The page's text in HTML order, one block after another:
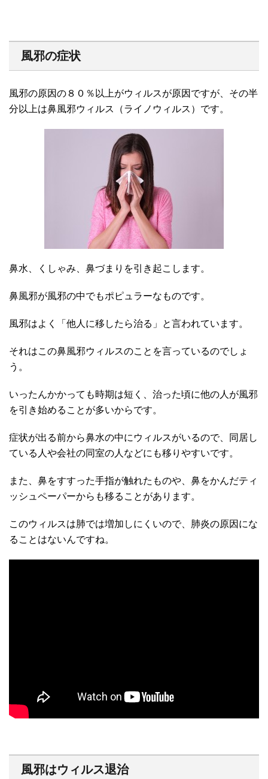
風邪の症状
風邪の原因の８０％以上がウィルスが原因ですが、その半
分以上は鼻風邪ウィルス（ライノウィルス）です。
鼻水、くしゃみ、鼻づまりを引き起こします。
鼻風邪が風邪の中でもポピュラーなものです。
風邪はよく「他人に移したら治る」と言われています。
それはこの鼻風邪ウィルスのことを言っているのでしょ
う。
いったんかかっても時期は短く、治った頃に他の人が風邪
を引き始めることが多いからです。
症状が出る前から鼻水の中にウィルスがいるので、同居し
ている人や会社の同室の人などにも移りやすいです。
また、鼻をすすった手指が触れたものや、鼻をかんだティ
ッシュペーパーからも移ることがあります。
このウィルスは肺では増加しにくいので、肺炎の原因にな
ることはないんですね。
風邪はウィルス退治